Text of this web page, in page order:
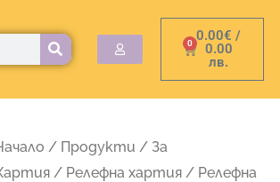
0.00€ /
0.00
лв.
0
Cart
/ Продукти / За
/ Релефна хартия/ Релефна